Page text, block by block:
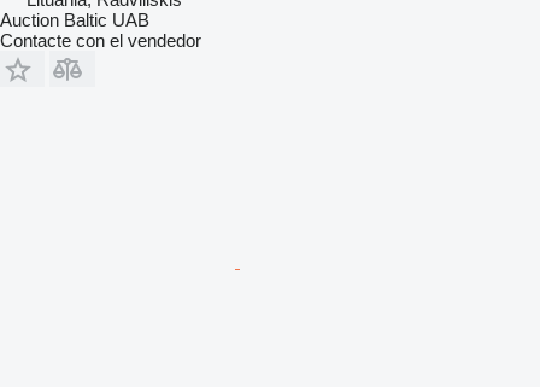
Auction Baltic UAB
Contacte con el vendedor